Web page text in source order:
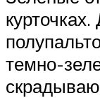
темно-